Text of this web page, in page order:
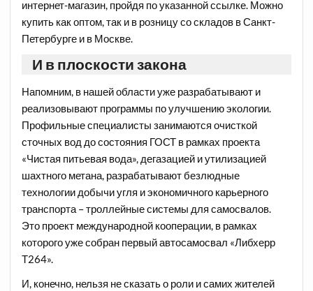
интернет-магазин, пройдя по указанной ссылке. Можно
купить как оптом, так и в розницу со складов в Санкт-
Петербурге и в Москве.
И в плоскости закона
Напомним, в нашей области уже разрабатывают и
реализовывают программы по улучшению экологии.
Профильные специалисты занимаются очисткой
сточных вод до состояния ГОСТ в рамках проекта
«Чистая питьевая вода», дегазацией и утилизацией
шахтного метана, разрабатывают безлюдные
технологии добычи угля и экономичного карьерного
транспорта – троллейные системы для самосвалов.
Это проект международной кооперации, в рамках
которого уже собран первый автосамосвал «Либхерр
Т264».
И, конечно, нельзя не сказать о роли и самих жителей